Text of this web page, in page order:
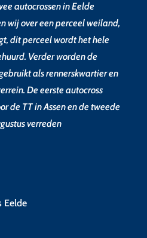
autocrossen in Eelde
wij over een perceel weiland,
dit perceel wordt het hele
Verder worden de
als rennerskwartier en
De eerste autocross
de TT in Assen en de tweede
verreden
Eelde